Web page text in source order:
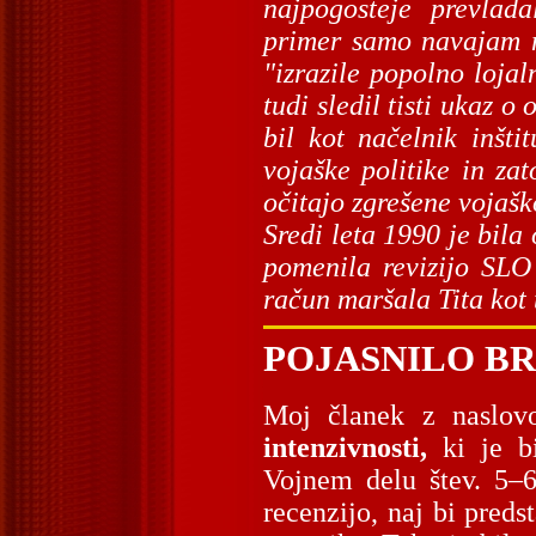
najpogosteje
primer samo
"izrazile popolno
tudi sledil tisti ukaz o
bil kot načelnik
vojaške politike in
očitajo zgrešene
Sredi leta 1990 je bila
pomenila revizijo
račun maršala Tita
POJASNILO
Moj članek z
intenzivnosti, ki je
Vojnem delu štev.
recenzijo, naj bi